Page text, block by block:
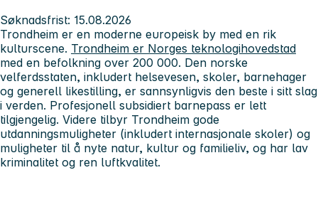
Søknadsfrist: 15.08.2026
Trondheim er en moderne europeisk by med en rik
kulturscene. Trondheim er Norges teknologihovedstad
med en befolkning over 200 000. Den norske
velferdsstaten, inkludert helsevesen, skoler, barnehager
og generell likestilling, er sannsynligvis den beste i sitt slag
i verden. Profesjonell subsidiert barnepass er lett
tilgjengelig. Videre tilbyr Trondheim gode
utdanningsmuligheter (inkludert internasjonale skoler) og
muligheter til å nyte natur, kultur og familieliv, og har lav
kriminalitet og ren luftkvalitet.